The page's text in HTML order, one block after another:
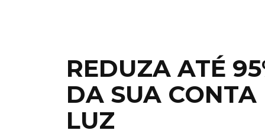
REDUZA ATÉ
DA SUA CONTA
LUZ